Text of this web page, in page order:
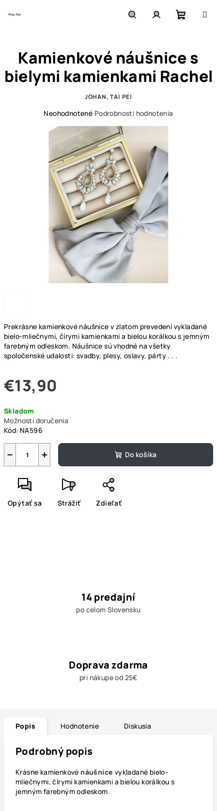
košík
Prekrásne kamienkové náušnice v zlatom prevedení vykladané
bielo-mliečnymi, čírymi kamienkami a bielou korálkou s jemným
farebným odleskom. Náušnice sú vhodné na všetky
spoločenské udalosti: svadby, plesy, oslavy, párty . . .
€13,90
cena:
Skladom
Možnosti doručenia
Kód: NA596
+
− Do košíka
Opýtať sa Strážiť Zdieľať
Kamienkové náušnice s
bielymi kamienkami Rachel
JOHAN, TAI PEI
Priemerné
produktu
hviezdičiek.
Neohodnotené Podrobnosti hodnotenia
14 predajní
po celom Slovensku
Doprava zdarma
pri nákupe od 25€
Popis Hodnotenie Diskusia
Podrobný popis
Krásne kamienkové náušnice vykladané bielo-
mliečnymi, čírymi kamienkami a bielou korálkou s
jemným farebným odleskom.